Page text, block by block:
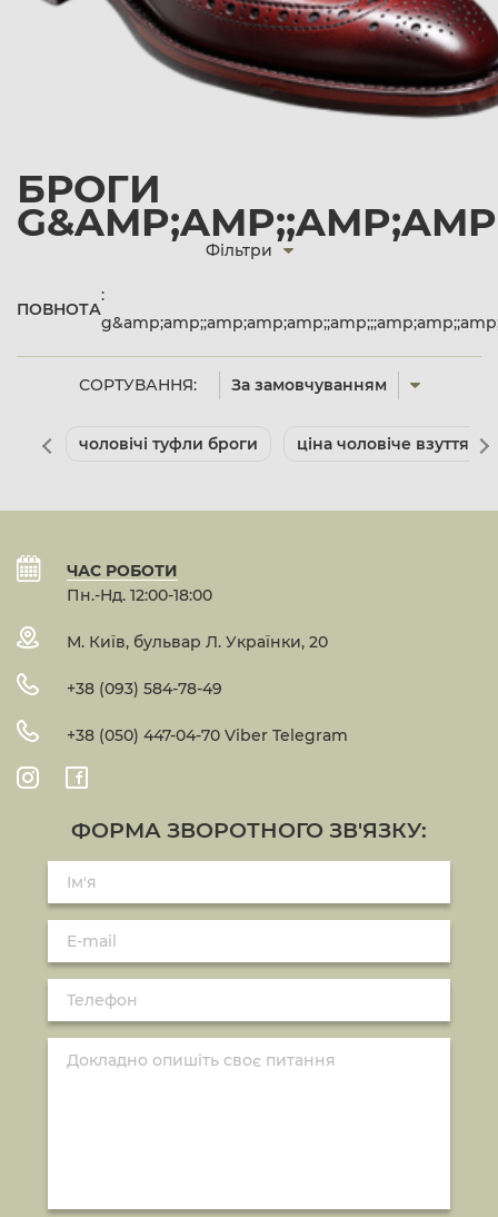
БРОГИ
СОРТУВАННЯ: За замовчуванням
Фільтри
ПОВНОТА
:
чоловічі туфли броги ціна чоловіче взуття
ЧАС РОБОТИ
Пн.-Нд. 12:00-18:00
М. Київ, бульвар Л. Українки, 20
+38 (093) 584-78-49
+38 (050) 447-04-70 Viber Telegram
ФОРМА ЗВОРОТНОГО ЗВ'ЯЗКУ: